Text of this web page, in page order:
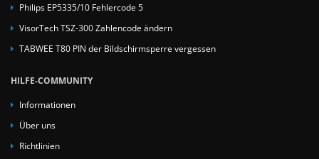
Philips EP5335/10 Fehlercode 5
VisorTech TSZ-300 Zahlencode ändern
TABWEE T80 PIN der Bildschirmsperre vergessen
HILFE-COMMUNITY
Informationen
Über uns
Richtlinien